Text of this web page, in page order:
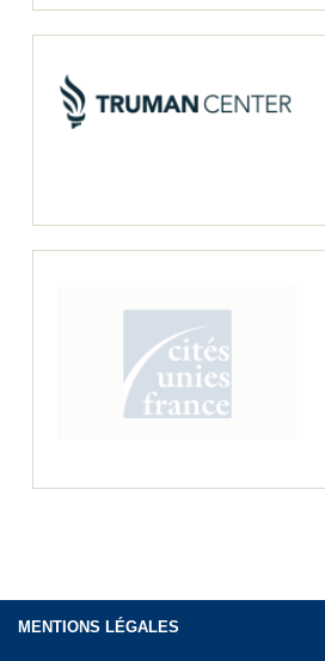
MENTIONS LÉGALES